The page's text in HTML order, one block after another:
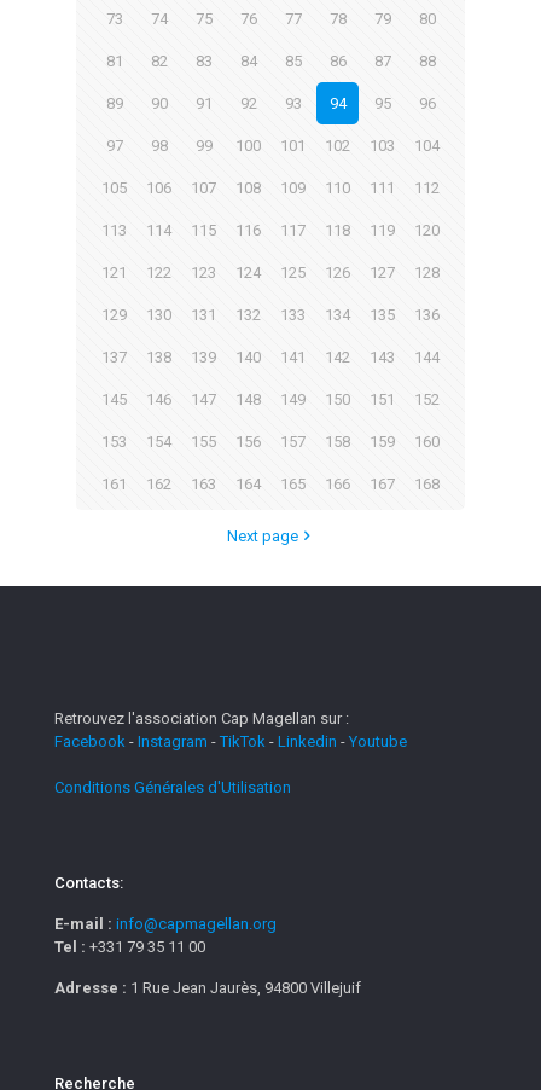
73 74 75 76 77 78 79 80
81 82 83 84 85 86 87 88
89 90 91 92 93 94 95 96
97 98 99 100 101 102 103 104
105 106 107 108 109 110 111 112
113 114 115 116 117 118 119 120
121 122 123 124 125 126 127 128
129 130 131 132 133 134 135 136
137 138 139 140 141 142 143 144
145 146 147 148 149 150 151 152
153 154 155 156 157 158 159 160
161 162 163 164 165 166 167 168
Next page
Retrouvez l'association Cap Magellan sur :
Facebook - Instagram -TikTok - Linkedin - Youtube
Conditions Générales d'Utilisation
Contacts:
E-mail : info@capmagellan.org
Tel : +331 79 35 11 00
Adresse : 1 Rue Jean Jaurès, 94800 Villejuif
Recherche